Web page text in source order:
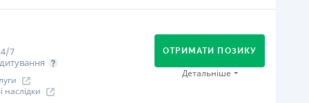
Оплата на розрахунковий рахунок
Онлайн (через сайт або інтернет-банкінг)
НБУ
переоформлена 07.03.2024 р.
7
ОТРИМАТИ ПОЗИКУ
Детальніше